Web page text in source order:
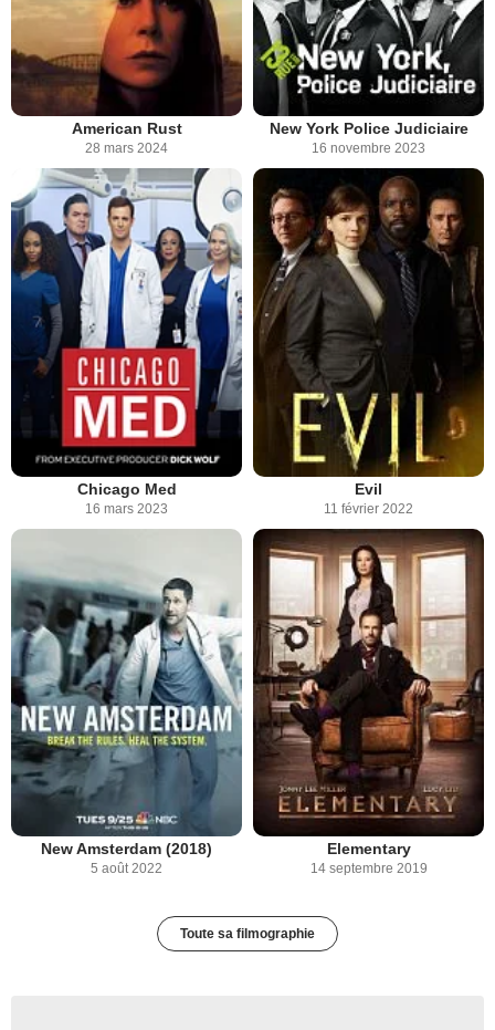
American Rust
28 mars 2024
New York Police Judiciaire
16 novembre 2023
Chicago Med
16 mars 2023
Evil
11 février 2022
New Amsterdam (2018)
5 août 2022
Elementary
14 septembre 2019
Toute sa filmographie